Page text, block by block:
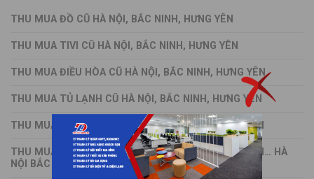
THU MUA ĐỒ CŨ HÀ NỘI, BẮC NINH, HƯNG YÊN
THU MUA TIVI CŨ HÀ NỘI, BẮC NINH, HƯNG YÊN
THU MUA ĐIỀU HÒA CŨ HÀ NỘI, BẮC NINH, HƯNG YÊN
THU MUA TỦ LẠNH CŨ HÀ NỘI, BẮC NINH, HƯNG YÊN
THU MUA TỦ ĐÔNG CŨ HÀ NỘI, BẮC NINH, HƯNG YÊN
THU MUA TỦ MÁT CŨ SANAKY, COCA, ALASKA, PEPSI… HÀ
NỘI BẮC NINH HƯNG YÊN